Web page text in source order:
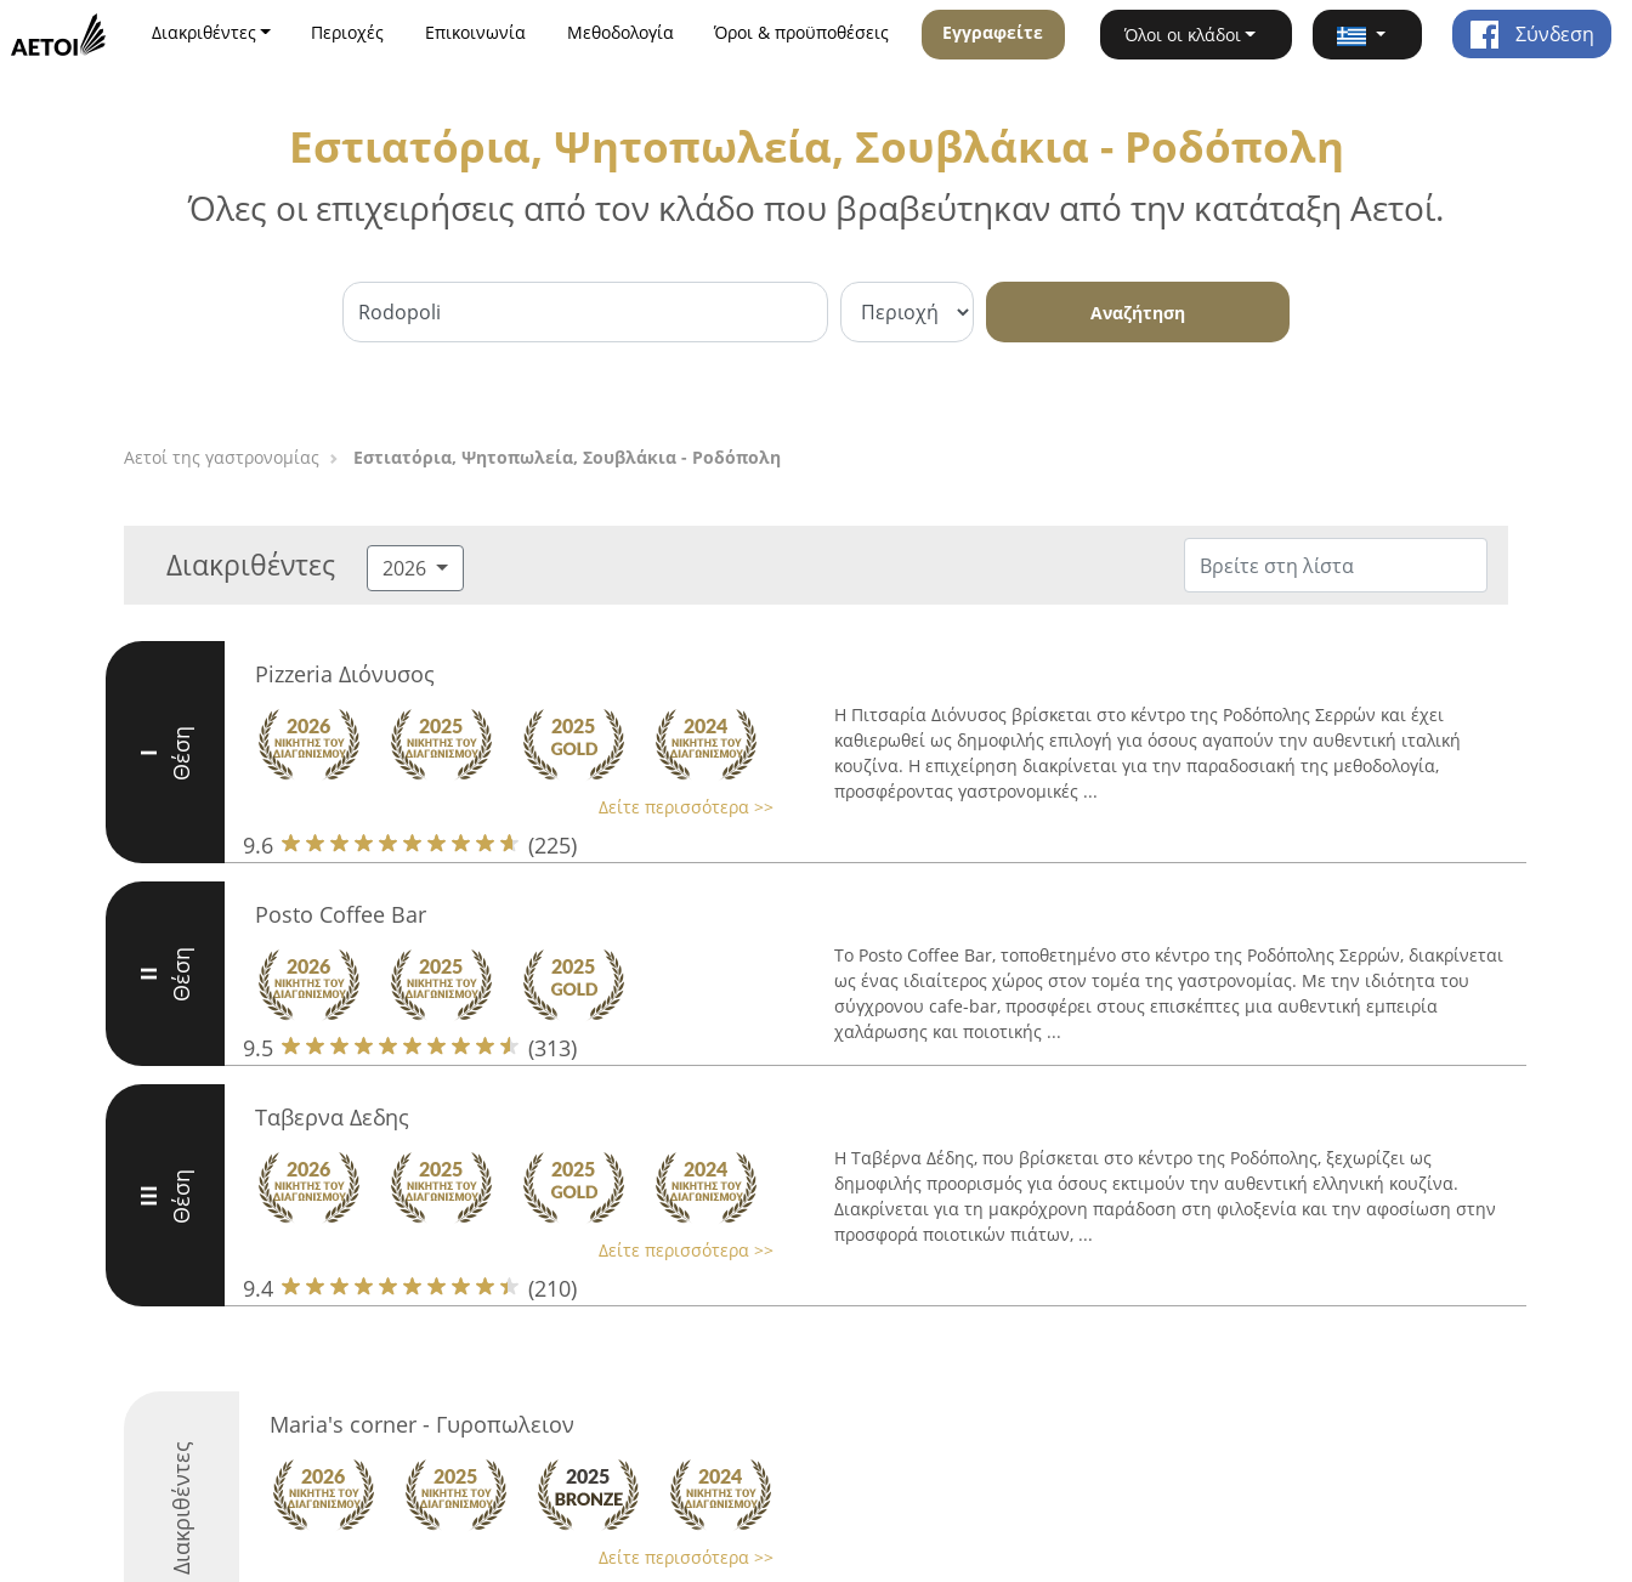
Διακριθέντες Περιοχές Επικοινωνία Μεθοδολογία Όροι & προϋποθέσεις Εγγραφείτε Όλοι οι κλάδοι Σύνδεση
Εστιατόρια, Ψητοπωλεία, Σουβλάκια - Ροδόπολη
Όλες οι επιχειρήσεις από τον κλάδο που βραβεύτηκαν από την κατάταξη Αετοί.
Αναζήτηση
Αετοί της γαστρονομίας Εστιατόρια, Ψητοπωλεία, Σουβλάκια - Ροδόπολη
Διακριθέντες 2026
I Θέση
Pizzeria Διόνυσος
Δείτε περισσότερα >>
9.6 (225)
Η Πιτσαρία Διόνυσος βρίσκεται στο κέντρο της Ροδόπολης Σερρών και έχει
καθιερωθεί ως δημοφιλής επιλογή για όσους αγαπούν την αυθεντική ιταλική
κουζίνα. Η επιχείρηση διακρίνεται για την παραδοσιακή της μεθοδολογία,
προσφέροντας γαστρονομικές ...
II Θέση
Posto Coffee Bar
9.5 (313)
Το Posto Coffee Bar, τοποθετημένο στο κέντρο της Ροδόπολης Σερρών, διακρίνεται
ως ένας ιδιαίτερος χώρος στον τομέα της γαστρονομίας. Με την ιδιότητα του
σύγχρονου cafe-bar, προσφέρει στους επισκέπτες μια αυθεντική εμπειρία
χαλάρωσης και ποιοτικής ...
III Θέση
Ταβερνα Δεδης
Δείτε περισσότερα >>
9.4 (210)
Η Ταβέρνα Δέδης, που βρίσκεται στο κέντρο της Ροδόπολης, ξεχωρίζει ως
δημοφιλής προορισμός για όσους εκτιμούν την αυθεντική ελληνική κουζίνα.
Διακρίνεται για τη μακρόχρονη παράδοση στη φιλοξενία και την αφοσίωση στην
προσφορά ποιοτικών πιάτων, ...
Διακριθέντες
Maria's corner - Γυροπωλειον
Δείτε περισσότερα >>